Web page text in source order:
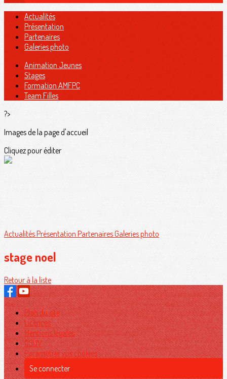
Actualités
Présentation
Partenaires
Galeries photo
Animation Jeunes
Stages
Formation AMFPC
Team Filles
?>
Images de la page d'accueil
Cliquez pour éditer
ActualitésPrésentation PartenairesGaleries photo
stage noel
Retour à la liste
Plan du site
Licences
Mentions légales
CGUV
Paramétrer vos cookies
Se connecter